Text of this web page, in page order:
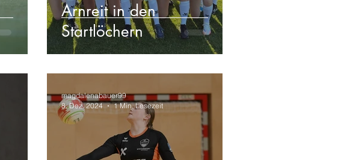
Arnreit in den
Startlöchern
magdalenabauer99
8. Dez. 2024
1 Min. Lesezeit